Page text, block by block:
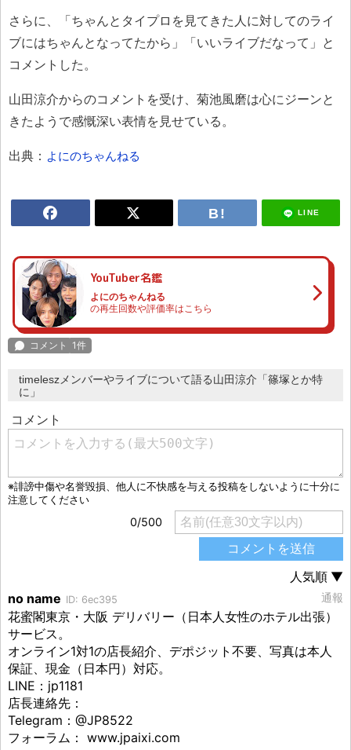
さらに、「ちゃんとタイプロを見てきた人に対してのライ
ブにはちゃんとなってたから」「いいライブだなって」と
コメントした。
山田涼介からのコメントを受け、菊池風磨は心にジーンと
きたようで感慨深い表情を見せている。
出典： よにのちゃんねる
LINE
YouTuber名鑑
よにのちゃんねる
の再生回数や評価率はこちら
timeleszメンバーやライブについて語る山田涼介「篠塚とか特
に」